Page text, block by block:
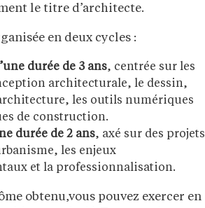
le titre d’architecte.
en deux cycles :
durée de 3 ans, centrée sur les
architecturale, le dessin,
les outils numériques
de construction.
durée de 2 ans, axé sur des projets
les enjeux
et la professionnalisation.
obtenu,vous pouvez exercer en